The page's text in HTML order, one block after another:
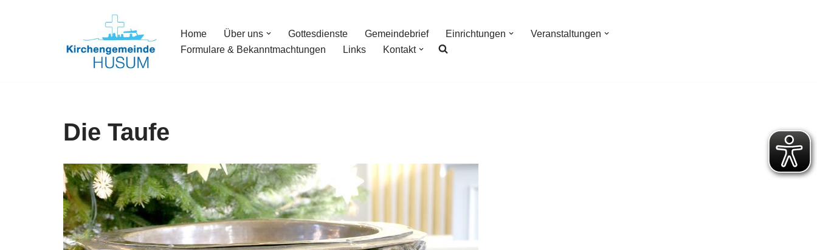
Home Über uns Gottesdienste Gemeindebrief Einrichtungen
Veranstaltungen
Formulare & Bekanntmachtungen
Links Kontakt
Die Taufe